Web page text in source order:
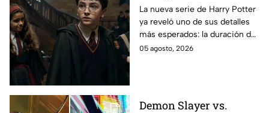
temporada de Harry
Potter y emocionará a
los fans de los libros
La nueva serie de Harry Potter
ya reveló uno de sus detalles
más esperados: la duración de
la primera temporada basada
05 agosto, 2026
Demon Slayer vs.